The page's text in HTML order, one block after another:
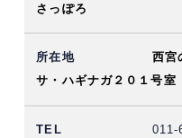
さっぽろ
西宮
サ・ハギナガ２０１号室
011-